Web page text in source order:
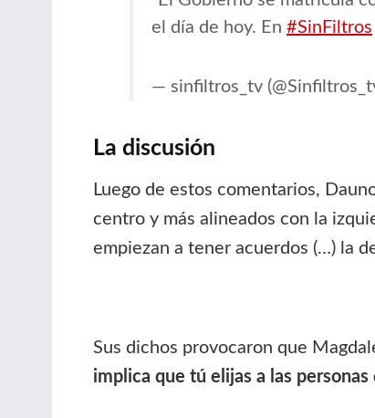
el día de hoy. En #SinFiltros
— sinfiltros_tv
La discusión
Luego de estos comentarios,
centro y más alineados con la
empiezan a tener acuerdos (…) la
Sus dichos provocaron que
implica que tú elijas a las